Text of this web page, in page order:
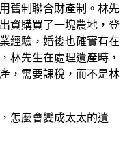
舊制聯合財產制。林先
資購買了一塊農地，登
經驗，婚後也確實有在
林先生在處理遺產時，
，需要課稅，而不是林
怎麼會變成太太的遺